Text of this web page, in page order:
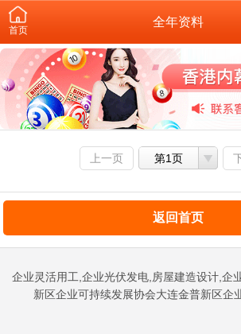
首页
全年资料
上一页 第1页
返回首页
企业灵活用工,企业光伏发电,房屋建造设计,
新区企业可持续发展协会大连金普新区企